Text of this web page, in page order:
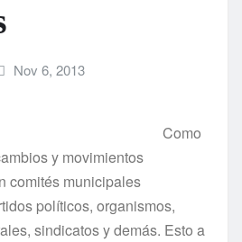
Nov 6, 2013
Como
y movimientos
comités municipales
polí­ticos, organismos,
sindicatos y demás. Esto a